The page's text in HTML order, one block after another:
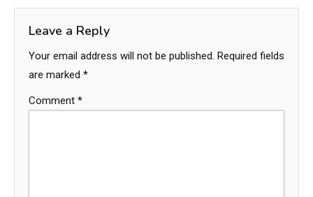
Leave a Reply
Your email address will not be published. Required fields
are marked *
Comment *